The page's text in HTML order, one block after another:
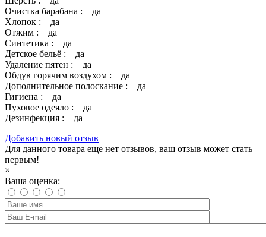
Очистка барабана : да
Хлопок : да
Отжим : да
Синтетика : да
Детское бельё : да
Удаление пятен : да
Обдув горячим воздухом : да
Дополнительное полоскание : да
Гигиена : да
Пуховое одеяло : да
Дезинфекция : да
Добавить новый отзыв
Для данного товара еще нет отзывов, ваш отзыв может стать
первым!
×
Ваша оценка: